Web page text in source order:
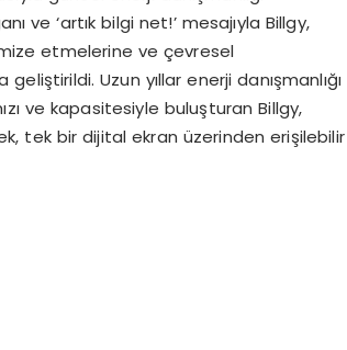
ve ‘artık bilgi net!’ mesajıyla Billgy,
etmelerine ve çevresel
Uzun yıllar enerji danışmanlığı
ve kapasitesiyle buluşturan Billgy,
tek bir dijital ekran üzerinden erişilebilir